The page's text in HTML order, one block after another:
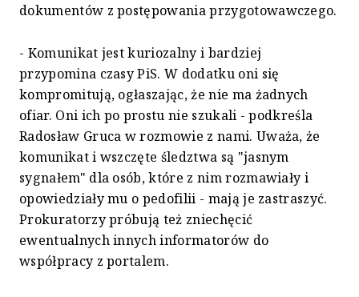
dokumentów z postępowania przygotowawczego.
- Komunikat jest kuriozalny i bardziej
przypomina czasy PiS. W dodatku oni się
kompromitują, ogłaszając, że nie ma żadnych
ofiar. Oni ich po prostu nie szukali - podkreśla
Radosław Gruca w rozmowie z nami. Uważa, że
komunikat i wszczęte śledztwa są "jasnym
sygnałem" dla osób, które z nim rozmawiały i
opowiedziały mu o pedofilii - mają je zastraszyć.
Prokuratorzy próbują też zniechęcić
ewentualnych innych informatorów do
współpracy z portalem.